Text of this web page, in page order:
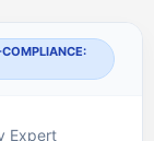
Expert